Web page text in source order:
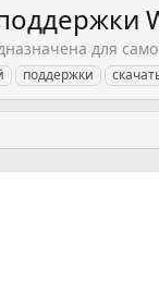
для
поддержки